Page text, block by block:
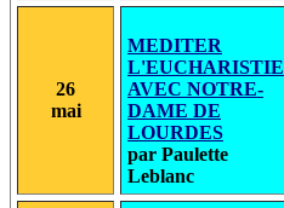
26
mai
MEDITER
L'EUCHARISTIE
AVEC NOTRE-
DAME DE
LOURDES
par Paulette
Leblanc